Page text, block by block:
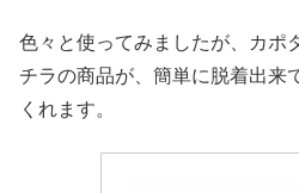
色々と使ってみましたが、カポ
チラの商品が、簡単に脱着出来
くれます。